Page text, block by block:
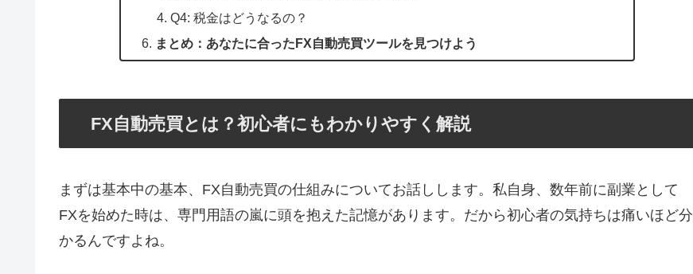
Q4: 税金はどうなるの？
まとめ：あなたに合ったFX自動売買ツールを見つけよう
FX自動売買とは？初心者にもわかりやすく解説
まずは基本中の基本、FX自動売買の仕組みについてお話しします。私自身、数年前に副業として
FXを始めた時は、専門用語の嵐に頭を抱えた記憶があります。だから初心者の気持ちは痛いほど分
かるんですよね。